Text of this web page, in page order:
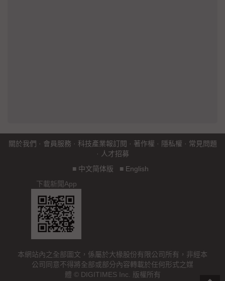
關於我們 · 會員服務 · 科技產業報訂閱 · 著作權 · 隱私權 · 常見問題
· 人才招募
■ 中文简体版 ■ English
下載新聞App
本網站內之全部圖文，係屬於大椽股份有限公司所有，非經本
公司同意不得將全部或部分內容轉載於任何形式之媒
體 © DIGITIMES Inc. 版權所有